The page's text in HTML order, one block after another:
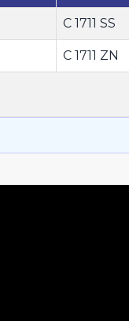
C 1711 SS
C 1711 ZN